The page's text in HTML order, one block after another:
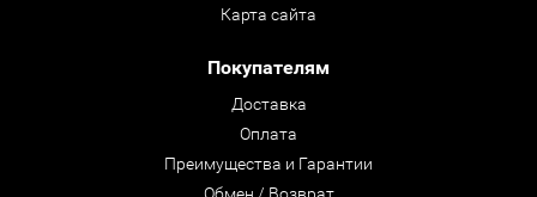
Карта сайта
Покупателям
Доставка
Оплата
Преимущества и Гарантии
Обмен / Возврат